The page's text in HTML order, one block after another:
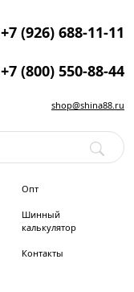
+7 (926) 688-11-11
+7 (800) 550-88-44
shop@shina88.ru
Опт
Шинный
калькулятор
Контакты